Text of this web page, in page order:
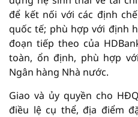
để kết nối với các định
quốc tế; phù hợp với định
đoạn tiếp theo của
toàn, ổn định, phù hợp
Ngân hàng Nhà nước.
Giao và ủy quyền cho
điều lệ cụ thể, địa điểm